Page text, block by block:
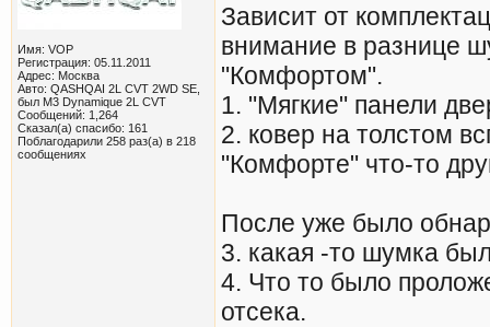
Имя: VOP
Регистрация: 05.11.2011
Адрес: Москва
Авто: QASHQAI 2L CVT 2WD SE,
был M3 Dynamique 2L CVT
Сообщений: 1,264
Сказал(а) спасибо: 161
Поблагодарили 258 раз(а) в 218
сообщениях
Зависит от
внимание в разнице
"Комфортом".
1. "Мягкие" панели
2. ковер на толстом
"Комфорте" что-то
После уже было
3. какая -то шумка
4. Что то было
отсека.